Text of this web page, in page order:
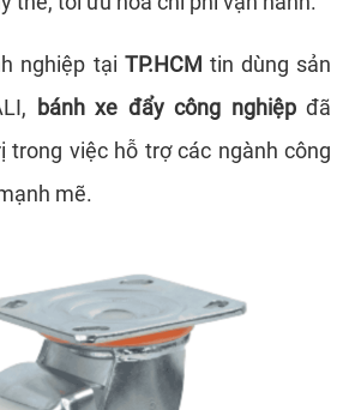
nghiệp tại TP.HCM tin dùng sản
bánh xe đẩy công nghiệpđã
trong việc hỗ trợ các ngành công
mẽ.